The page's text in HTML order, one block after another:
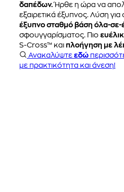
δαπέδων.Ήρθε η ώρα να
εξαιρετικά έξυπνος. Λύση
έξυπνο σταθμό βάση όλα-σε-
σφουγγαρίσματος. Πιο
S-Cross™ και πλοήγηση με
Ανακαλύψτε εδώ
με πρακτικότητα και άνεση!